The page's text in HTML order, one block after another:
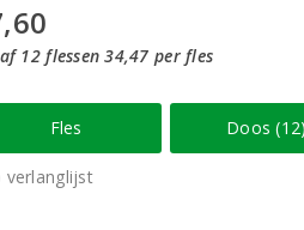
12 flessen 34,47 per fles
Fles Doos (12)
verlanglijst